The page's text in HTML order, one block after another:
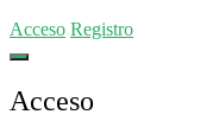
Acceso Registro
Acceso